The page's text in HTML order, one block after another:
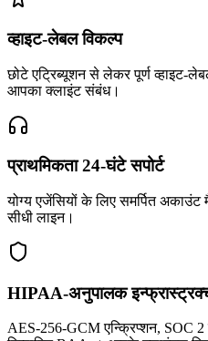
व्हाइट-लेबल विकल्प
छोटे एट्रिब्यूशन से लेकर पूर्ण
आपका क्लाइंट संबंध।
प्राथमिकता 24-घंटे सपोर्ट
योग्य एजेंसियों के लिए समर्पित अकाउंट
सीधी लाइन।
HIPAA-अनुपालक
AES-256-GCM एन्क्रिप्शन, SOC